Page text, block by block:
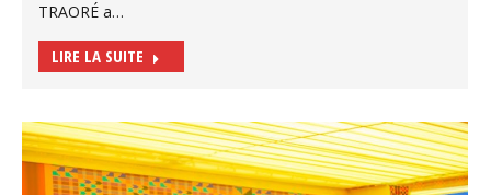
TRAORÉ a…
LIRE LA SUITE